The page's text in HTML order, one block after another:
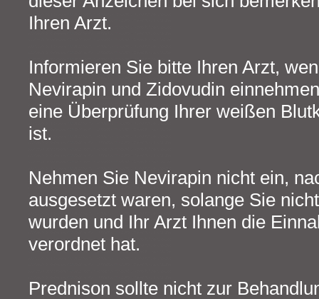
Ihren Arzt.
Informieren Sie bitte Ihren Arzt,
Nevirapin und Zidovudin
eine Überprüfung Ihrer weißen
ist.
Nehmen Sie Nevirapin nicht ein,
ausgesetzt waren, solange Sie
wurden und Ihr Arzt Ihnen die
verordnet hat.
Prednison sollte nicht zur